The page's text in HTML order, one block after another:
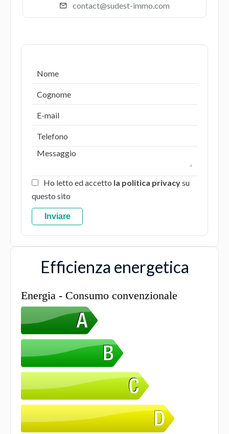
contact@sudest-immo.com
Ho letto ed accetto la politica privacysu
questo sito
Inviare
Efficienza energetica
Energia - Consumo convenzionale